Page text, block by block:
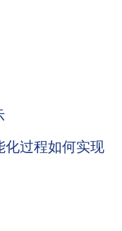
化过程如何实现